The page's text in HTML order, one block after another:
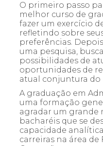
O primeiro passo
melhor curso de
fazer um exercício
refletindo sobre
preferências.
uma pesquisa,
possibilidades de
oportunidades de
atual conjuntura do
A graduação em
uma formação
agradar um grande
bacharéis que se
capacidade
carreiras na área de